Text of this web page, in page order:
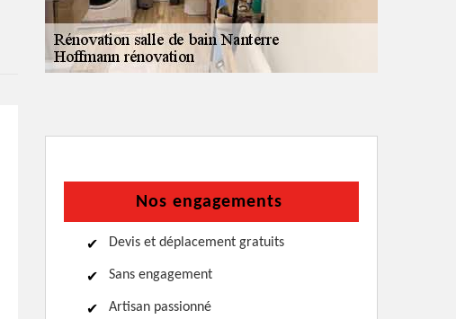
Nos engagements
Devis et déplacement gratuits
Sans engagement
Artisan passionné